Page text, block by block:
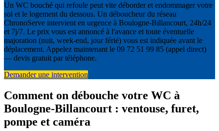
Un WC bouché qui refoule peut vite déborder et endommager votre
sol et le logement du dessous. Un déboucheur du réseau
ChronoServe intervient en urgence à Boulogne-Billancourt, 24h/24
et 7j/7. Le prix vous est annoncé à l'avance et toute éventuelle
majoration (nuit, week-end, jour férié) vous est indiquée avant le
déplacement. Appelez maintenant le 09 72 51 99 85 (appel direct)
— devis gratuit par téléphone.
Demander une intervention
Comment on débouche votre WC à
Boulogne-Billancourt : ventouse, furet,
pompe et caméra